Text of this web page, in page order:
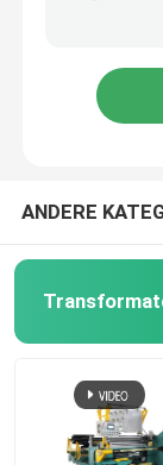
Uni-Kern
ANDERE